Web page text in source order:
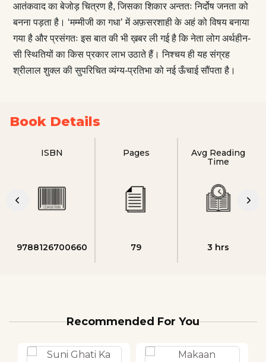
आतंकवाद का बेजोड़ चित्रण है, जिसका शिकार अन्ततः निर्दोष जनता को
बनना पड़ता है। ‘मम्मीजी का गधा’ में अफ़सरशाही के अहं को विषय बनाया
गया है और प्रसंगतः इस बात की भी ख़बर ली गई है कि नेता लोग अर्थहीन-
सी स्थितियों का किस प्रकार लाभ उठाते हैं। निश्चय ही यह संग्रह
श्रीलाल शुक्ल की सुपरिचित व्यंग्य-प्रतिभा को नई ऊँचाई सौंपता है।
Book Details
ISBN
9788126700660
Pages
79
Avg Reading
Time
3 hrs
Recommended For You